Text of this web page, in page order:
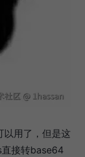
以用了，但是这
接转base64